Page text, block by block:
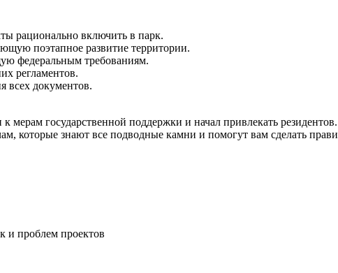
рационально включить в парк.
поэтапное развитие территории.
федеральным требованиям.
регламентов.
всех документов.
государственной поддержки и начал привлекать резидентов.
которые знают все подводные камни и помогут вам сделать
и проблем проектов